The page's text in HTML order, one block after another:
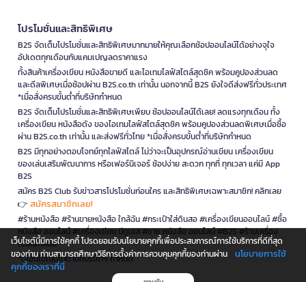
โปรโมชั่นและสิทธิพิเศษ
B2S จัดเต็มโปรโมชั่นและสิทธิพิเศษมากมายให้คุณเลือกช้อปออนไลน์ได้อย่างจุใจ
อัปเดตทุกเดือนกับแคมเปญลดราคาแรง
ทั้งสินค้าเครื่องเขียน หนังสือขายดี และไอเทมไลฟ์สไตล์สุดชิค พร้อมคูปองส่วนลด
และดีลพิเศษเมื่อช้อปผ่าน B2S.co.th เท่านั้น นอกจากนี้ B2S ยังใจดีส่งฟรีทั่วประเทศ
*เมื่อสั่งครบขั้นต่ำที่บริษัทกำหนด
B2S จัดเต็มโปรโมชั่นและสิทธิพิเศษเพียบ ช้อปออนไลน์ได้เลย! ลดแรงทุกเดือน ทั้ง
เครื่องเขียน หนังสือดัง ของไอเทมไลฟ์สไตล์สุดชิค พร้อมคูปองส่วนลดพิเศษเมื่อซื้อ
ผ่าน B2S.co.th เท่านั้น และส่งฟรีทั่วไทย *เมื่อสั่งครบขั้นต่ำที่บริษัทกำหนด
B2S มีทุกอย่างตอบโจทย์ทุกไลฟ์สไตล์ ไม่ว่าจะเป็นอุปกรณ์อ่านเขียน เครื่องเขียน
ของเล่นเสริมพัฒนาการ หรือเฟอร์นิเจอร์ ช้อปง่าย สะดวก ทุกที่ ทุกเวลา แค่มี App
B2S
สมัคร B2S Club รับข่าวสารโปรโมชั่นก่อนใคร และสิทธิพิเศษเฉพาะสมาชิก! คลิกเลย
👉 สมัครสมาชิกเลย!
#ร้านหนังสือ #ร้านขายหนังสือ ใกล้ฉัน #กระเป๋าใส่ดินสอ #เครื่องเขียนออนไลน์ #ซื้อ
หนังสือ ออนไลน์ #เครื่องเขียน บีทูเอส #ขาย หนังสือ ออนไลน์ #B2S #ร้านเครื่อง
เขียนใกล้ฉัน
*เงื่อนไขเป็นไปตามที่บริษัทฯ กำหนด
เว็บไซต์นี้มีการใช้คุกกี้ โปรดยอมรับนโยบายคุกกี้เพื่อประสบการณ์การใช้บริการที่ดีที่สุด
ของท่าน ท่านสามารถศึกษาวิธีการตั้งค่าการควบคุมคุกกี้ของท่านผ่าน
นโยบายการใช้
คุกกี้ของเราที่นี่